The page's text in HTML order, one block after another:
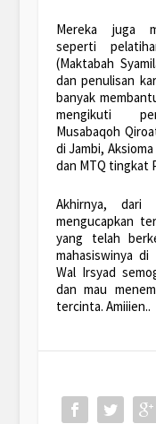
Mereka juga
seperti
(Maktabah
dan penulisan
banyak
mengikuti
Musabaqoh
di Jambi,
dan MTQ tingkat
Akhirnya, dari
mengucapkan
yang telah
mahasiswinya di
Wal Irsyad
dan mau
tercinta. Amiiien..